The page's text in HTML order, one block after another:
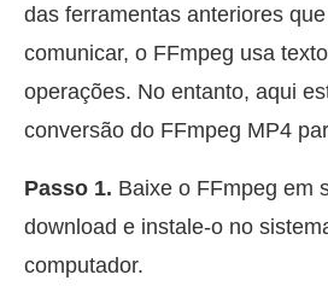
das ferramentas anteriores
comunicar, o FFmpeg usa
operações. No entanto, aqui
conversão do FFmpeg MP4
Passo 1. Baixe o FFmpeg em
download e instale-o no
computador.